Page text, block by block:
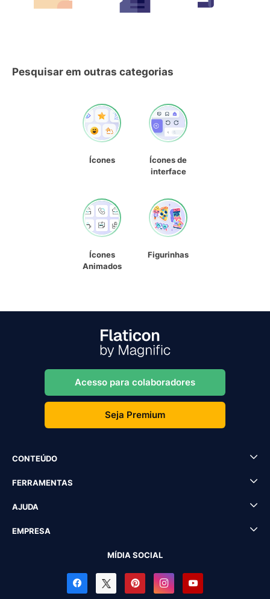
Pesquisar em outras categorias
Ícones
Ícones de
interface
Ícones
Animados
Figurinhas
Acesso para colaboradores
Seja Premium
CONTEÚDO
FERRAMENTAS
AJUDA
EMPRESA
MÍDIA SOCIAL